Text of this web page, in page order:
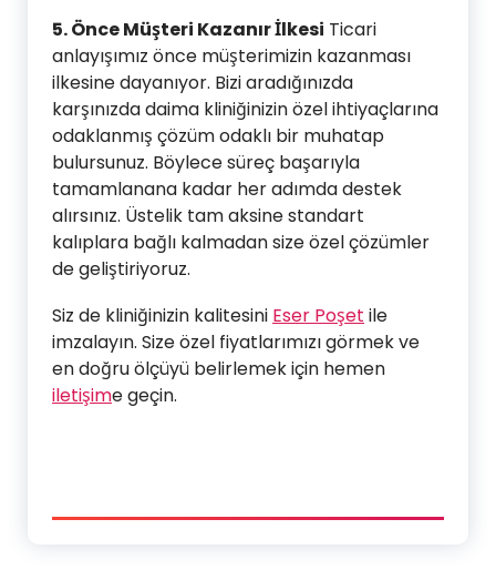
5. Önce Müşteri Kazanır İlkesi Ticari
anlayışımız önce müşterimizin kazanması
ilkesine dayanıyor. Bizi aradığınızda
karşınızda daima kliniğinizin özel ihtiyaçlarına
odaklanmış çözüm odaklı bir muhatap
bulursunuz. Böylece süreç başarıyla
tamamlanana kadar her adımda destek
alırsınız. Üstelik tam aksine standart
kalıplara bağlı kalmadan size özel çözümler
de geliştiriyoruz.
Siz de kliniğinizin kalitesini Eser Poşet ile
imzalayın. Size özel fiyatlarımızı görmek ve
en doğru ölçüyü belirlemek için hemen
iletişime geçin.